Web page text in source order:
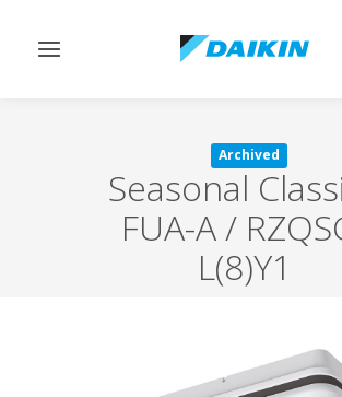
Toggle
Archived
Seasonal
FUA-A /
L(8)Y1